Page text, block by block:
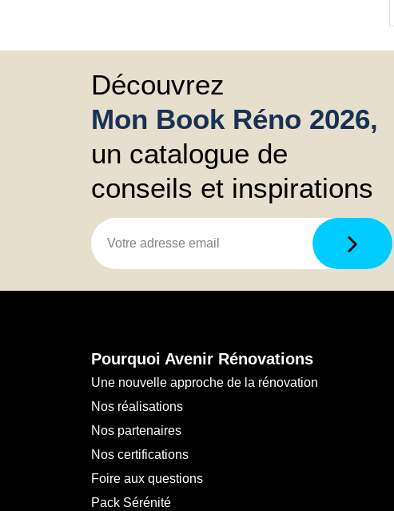
Découvrez
Mon Book Réno 2026,
un catalogue de
conseils et inspirations
Pourquoi Avenir Rénovations
Une nouvelle approche de la rénovation
Nos réalisations
Nos partenaires
Nos certifications
Foire aux questions
Pack Sérénité